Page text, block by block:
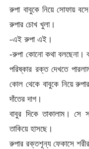
রুপা বাবুকে নিয়ে সোফায়
রুপার চোখ খুলা।
-এই রুপা এই।
-রুপা কোনো কথা বলছেনা।
পরিষ্কার রক্ত দেখতে
কোল থেকে বাবুকে নিয়ে
দাঁতের দাগ।
বাবুর দিকে তাকালাম। সে
তাকিয়ে হাসছে।
রুপার রক্তশূন্য ফেকাসে